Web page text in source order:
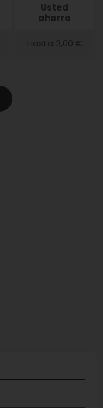
Usted
ahorra
Hasta 3,00 €